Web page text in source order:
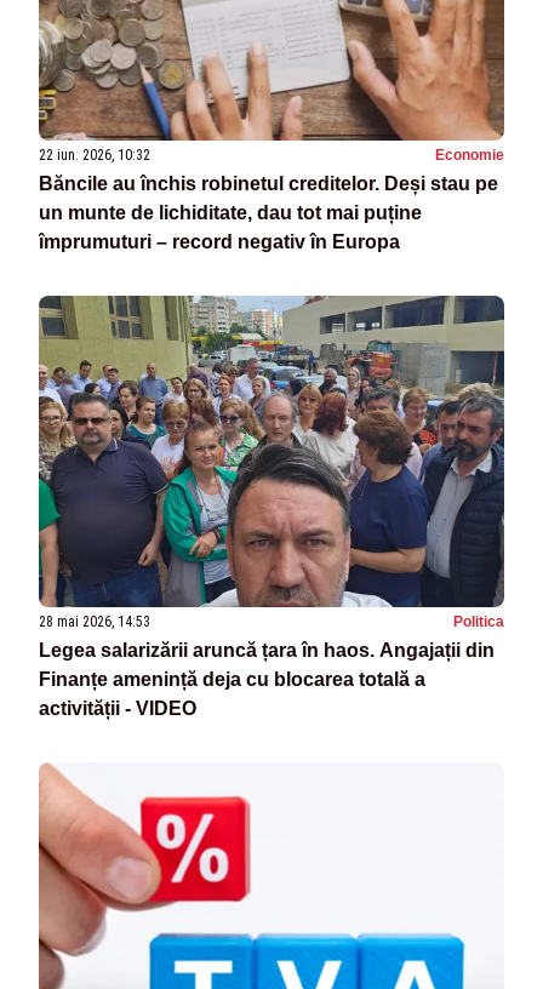
22 iun. 2026, 10:32 Economie
Băncile au închis robinetul creditelor. Deși stau pe
un munte de lichiditate, dau tot mai puține
împrumuturi – record negativ în Europa
28 mai 2026, 14:53 Politica
Legea salarizării aruncă țara în haos. Angajații din
Finanțe amenință deja cu blocarea totală a
activității - VIDEO